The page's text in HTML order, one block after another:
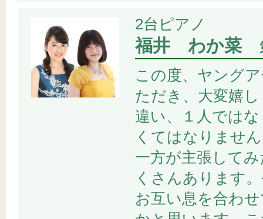
2台ピアノ
福井 わか菜
この度、ヤング
ただき、大変嬉
違い、１人では
くてはなりませ
一方が主張して
くさんあります
お互い息を合わ